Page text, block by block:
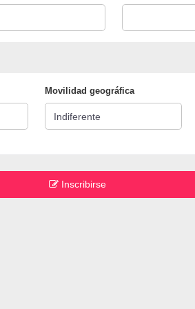
Movilidad geográfica
Inscribirse